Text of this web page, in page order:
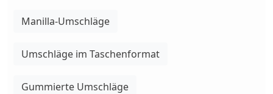
Manilla-Umschläge
Umschläge im Taschenformat
Gummierte Umschläge